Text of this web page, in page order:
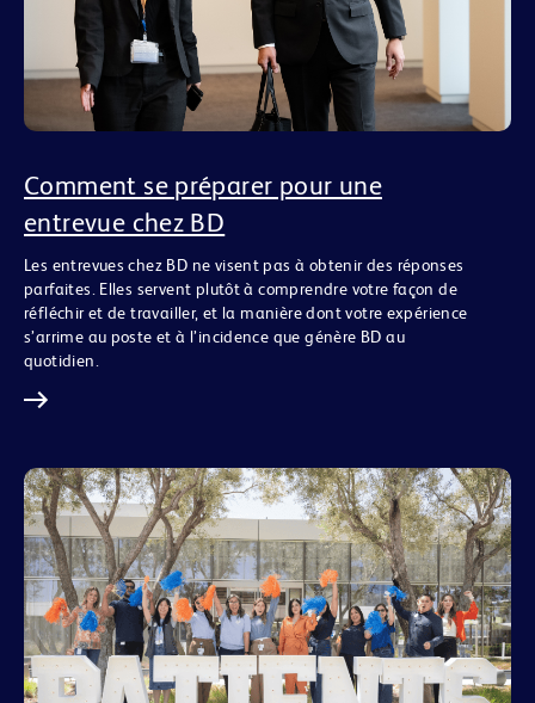
Comment se préparer pour une
entrevue chez BD
Les entrevues chez BD ne visent pas à obtenir des réponses
parfaites. Elles servent plutôt à comprendre votre façon de
réfléchir et de travailler, et la manière dont votre expérience
s’arrime au poste et à l’incidence que génère BD au
quotidien.